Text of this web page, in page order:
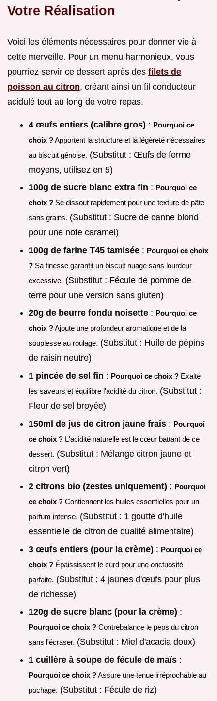
Votre Réalisation
Voici les éléments nécessaires pour donner vie à
cette merveille. Pour un menu harmonieux, vous
pourriez servir ce dessert après des filets de
poisson au citron, créant ainsi un fil conducteur
acidulé tout au long de votre repas.
4 œufs entiers (calibre gros) : Pourquoi ce
choix ?Apportent la structure et la légèreté nécessaires
au biscuit génoise. (Substitut : Œufs de ferme
moyens, utilisez en 5)
100g de sucre blanc extra fin : Pourquoi ce
choix ? Se dissout rapidement pour une texture de pâte
sans grains. (Substitut : Sucre de canne blond
pour une note caramel)
100g de farine T45 tamisée : Pourquoi ce choix
? Sa finesse garantit un biscuit nuage sans lourdeur
excessive. (Substitut : Fécule de pomme de
terre pour une version sans gluten)
20g de beurre fondu noisette : Pourquoi ce
choix ?Ajoute une profondeur aromatique et de la
souplesse au roulage. (Substitut : Huile de pépins
de raisin neutre)
1 pincée de sel fin : Pourquoi ce choix ? Exalte
les saveurs et équilibre l'acidité du citron. (Substitut :
Fleur de sel broyée)
150ml de jus de citron jaune frais : Pourquoi
ce choix ? L'acidité naturelle est le cœur battant de ce
dessert. (Substitut : Mélange citron jaune et
citron vert)
2 citrons bio (zestes uniquement) : Pourquoi
ce choix ? Contiennent les huiles essentielles pour un
parfum intense. (Substitut : 1 goutte d'huile
essentielle de citron de qualité alimentaire)
3 œufs entiers (pour la crème) : Pourquoi ce
choix ? Épaississent le curd pour une onctuosité
parfaite. (Substitut : 4 jaunes d'œufs pour plus
de richesse)
120g de sucre blanc (pour la crème) :
Pourquoi ce choix ? Contrebalance le peps du citron
sans l'écraser. (Substitut : Miel d'acacia doux)
1 cuillère à soupe de fécule de maïs :
Pourquoi ce choix ?Assure une tenue irréprochable au
pochage. (Substitut : Fécule de riz)